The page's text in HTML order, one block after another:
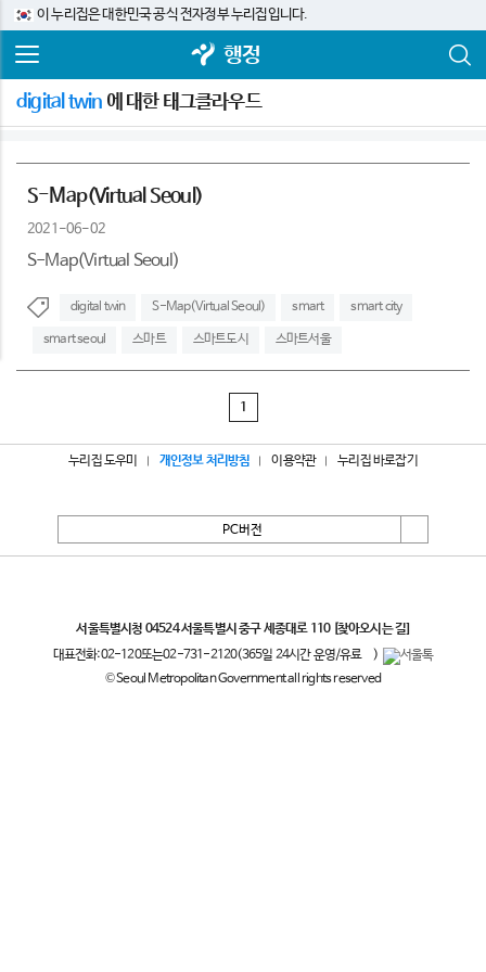
이 누리집은 대한민국 공식 전자정부 누리집입니다.
행정
digital twin 에 대한 태그클라우드
S-Map(Virtual Seoul)
2021-06-02
S-Map(Virtual Seoul)
digital twin S-Map(Virtual Seoul) smart smart city
smart seoul 스마트 스마트도시 스마트서울
1
누리집 도우미 개인정보 처리방침 이용약관 누리집 바로잡기
PC버전
서울특별시청 04524 서울특별시 중구 세종대로 110 [찾아오시는 길]
대표전화:02-120또는02-731-2120(365일 24시간 운영/유료
)
© Seoul Metropolitan Government all rights reserved